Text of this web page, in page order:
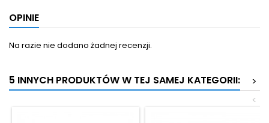
OPINIE
Na razie nie dodano żadnej recenzji.
5 INNYCH PRODUKTÓW W TEJ SAMEJ KATEGORII:
>
<